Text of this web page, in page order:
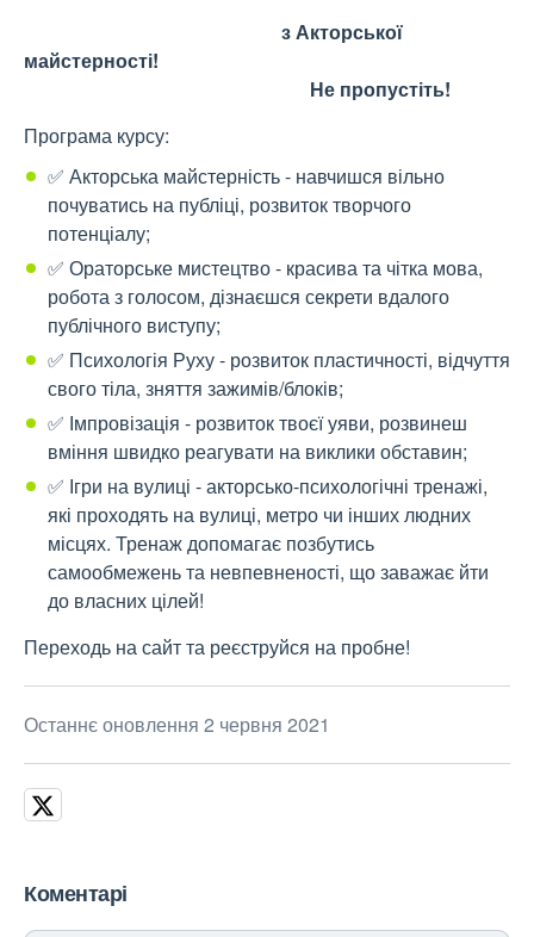
з Акторської
майстерності!
Не пропустіть!
Програма курсу:
✅ Акторська майстерність - навчишся вільно
почуватись на публіці, розвиток творчого
потенціалу;
✅ Ораторське мистецтво - красива та чітка мова,
робота з голосом, дізнаєшся секрети вдалого
публічного виступу;
✅ Психологія Руху - розвиток пластичності, відчуття
свого тіла, зняття зажимів/блоків;
✅ Імпровізація - розвиток твоєї уяви, розвинеш
вміння швидко реагувати на виклики обставин;
✅ Ігри на вулиці - акторсько-психологічні тренажі,
які проходять на вулиці, метро чи інших людних
місцях. Тренаж допомагає позбутись
самообмежень та невпевненості, що заважає йти
до власних цілей!
Переходь на сайт та реєструйся на пробне!
Останнє оновлення 2 червня 2021
Коментарі